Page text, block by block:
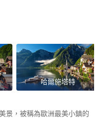
哈爾施塔特
景，被稱為歐洲最美小鎮的